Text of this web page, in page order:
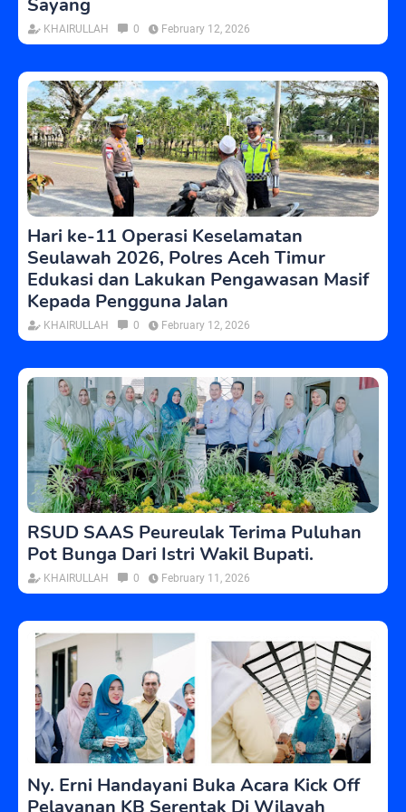
Sayang
KHAIRULLAH 0 February 12, 2026
Hari ke-11 Operasi Keselamatan
Seulawah 2026, Polres Aceh Timur
Edukasi dan Lakukan Pengawasan Masif
Kepada Pengguna Jalan
KHAIRULLAH 0 February 12, 2026
RSUD SAAS Peureulak Terima Puluhan
Pot Bunga Dari Istri Wakil Bupati.
KHAIRULLAH 0 February 11, 2026
Ny. Erni Handayani Buka Acara Kick Off
Pelayanan KB Serentak Di Wilayah